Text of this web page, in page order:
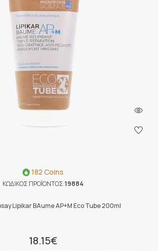
182 Coins
ΚΩΔΙΚΟΣ ΠΡΟΪΟΝΤΟΣ:19884
Lipikar BAume AP+M Eco Tube 200ml
18.15€